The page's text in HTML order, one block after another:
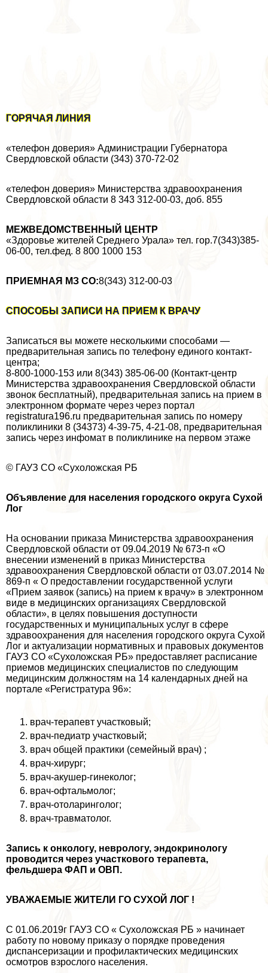
ГОРЯЧАЯ ЛИНИЯ
«телефон доверия» Администрации Губернатора
Свердловской области (343) 370-72-02
«телефон доверия» Министерства здравоохранения
Свердловской области 8 343 312-00-03, доб. 855
МЕЖВЕДОМСТВЕННЫЙ ЦЕНТР
«Здоровье жителей Среднего Урала» тел. гор.7(343)385-
06-00, тел.фед. 8 800 1000 153
ПРИЕМНАЯ МЗ СО:8(343) 312-00-03
СПОСОБЫ ЗАПИСИ НА ПРИЕМ К ВРАЧУ
Записаться вы можете несколькими способами —
предварительная запись по телефону единого контакт-
центра;
8-800-1000-153 или 8(343) 385-06-00 (Контакт-центр
Министерства здравоохранения Свердловской области
звонок бесплатный), предварительная запись на прием в
электронном формате через через портал
registratura196.ru предварительная запись по номеру
поликлиники 8 (34373) 4-39-75, 4-21-08, предварительная
запись через инфомат в поликлинике на первом этаже
© ГАУЗ СО «Сухоложская РБ
Объявление для населения городского округа Сухой
Лог
На основании приказа Министерства здравоохранения
Свердловской области от 09.04.2019 № 673-п «О
внесении изменений в приказ Министерства
здравоохранения Свердловской области от 03.07.2014 №
869-п « О предоставлении государственной услуги
«Прием заявок (запись) на прием к врачу» в электронном
виде в медицинских организациях Свердловской
области», в целях повышения доступности
государственных и муниципальных услуг в сфере
здравоохранения для населения городского округа Сухой
Лог и актуализации нормативных и правовых документов
ГАУЗ СО «Сухоложская РБ» предоставляет расписание
приемов медицинских специалистов по следующим
медицинским должностям на 14 календарных дней на
портале «Регистратура 96»:
врач-терапевт участковый;
врач-педиатр участковый;
врач общей пpaктики (семейный врач) ;
врач-хирург;
врач-акушер-гинеколог;
врач-офтальмолог;
врач-отоларинголог;
врач-травматолог.
Запись к oнкoлoгу, неврологу, эндокринологу
проводится через участкового терапевта,
фельдшера ФАП и ОВП.
УВАЖАЕМЫЕ ЖИТЕЛИ ГО СУХОЙ ЛОГ !
С 01.06.2019г ГАУЗ СО « Сухоложская РБ » начинает
работу по новому приказу о порядке проведения
диспансеризации и профилактических медицинских
осмотров взрослого населения.